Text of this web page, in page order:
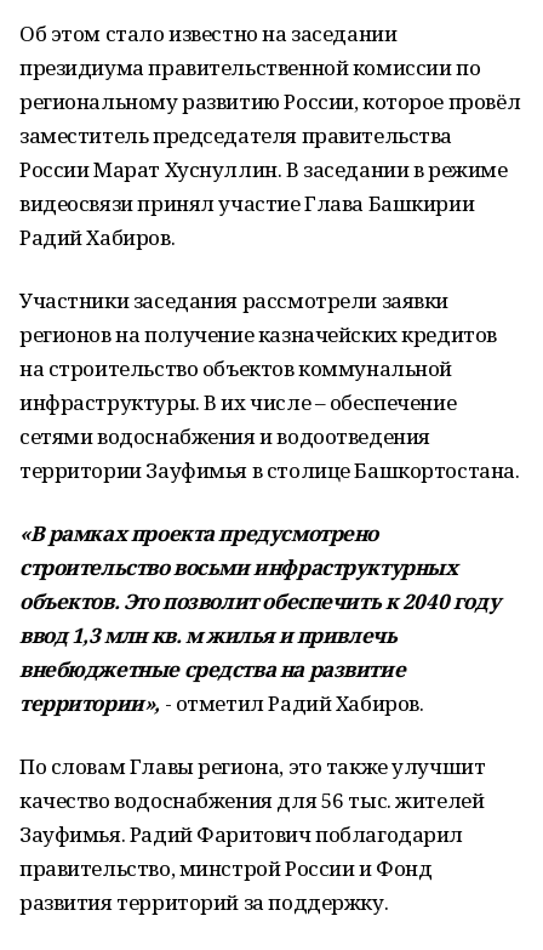
Об этом стало известно на заседании
президиума правительственной комиссии по
региональному развитию России, которое провёл
заместитель председателя правительства
России Марат Хуснуллин. В заседании в режиме
видеосвязи принял участие Глава Башкирии
Радий Хабиров.
Участники заседания рассмотрели заявки
регионов на получение казначейских кредитов
на строительство объектов коммунальной
инфраструктуры. В их числе – обеспечение
сетями водоснабжения и водоотведения
территории Зауфимья в столице Башкортостана.
«В рамках проекта предусмотрено
строительство восьми инфраструктурных
объектов. Это позволит обеспечить к 2040 году
ввод 1,3 млн кв. м жилья и привлечь
внебюджетные средства на развитие
территории», - отметил Радий Хабиров.
По словам Главы региона, это также улучшит
качество водоснабжения для 56 тыс. жителей
Зауфимья. Радий Фаритович поблагодарил
правительство, минстрой России и Фонд
развития территорий за поддержку.